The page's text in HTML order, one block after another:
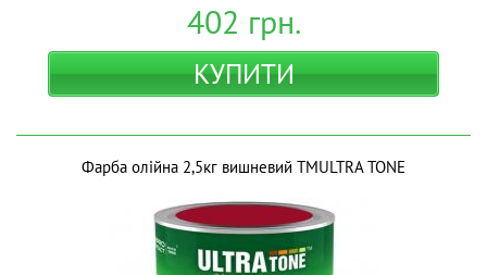
402 грн.
КУПИТИ
Фарба олійна 2,5кг вишневий ТМULTRA TONE